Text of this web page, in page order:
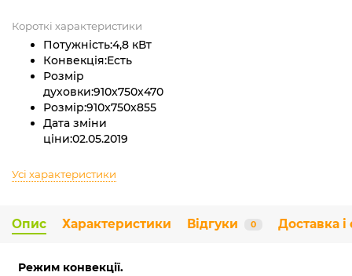
Короткі характеристики
Потужність:4,8 кВт
Конвекція:Есть
Розмір
духовки:910x750x470
Розмір:910x750x855
Дата зміни
ціни:02.05.2019
Усі характеристики
Опис Характеристики Відгуки 0 Доставка і
Режим конвекції.